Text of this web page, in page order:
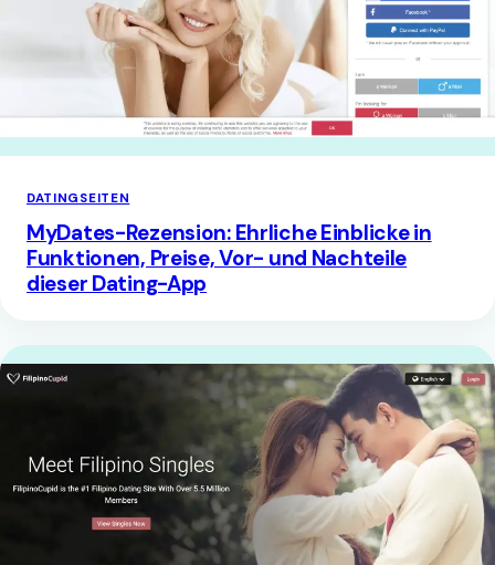
DATINGSEITEN
MyDates-Rezension: Ehrliche Einblicke in
Funktionen, Preise, Vor- und Nachteile
dieser Dating-App